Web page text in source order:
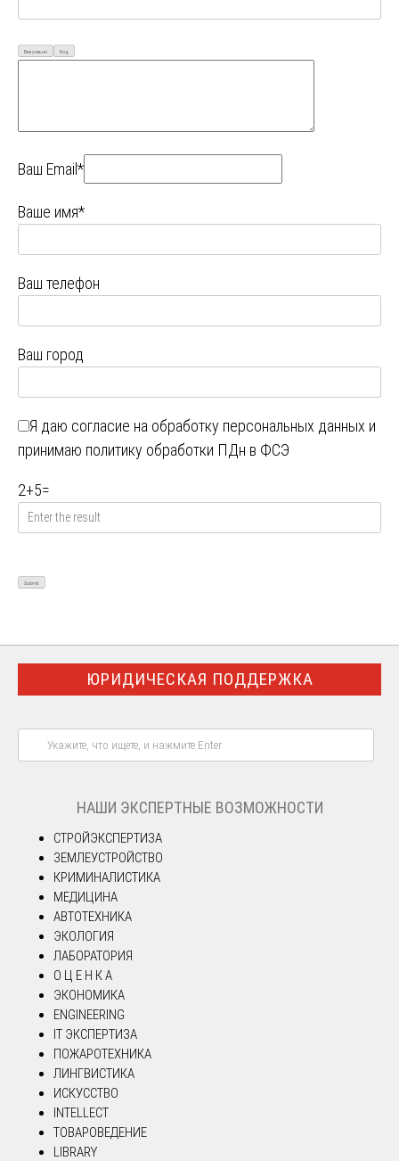
Визуально Код
Ваш Email*
Ваше имя*
Ваш телефон
Ваш город
Я даю согласие на обработку персональных данных и
принимаю политику обработки ПДн в ФСЭ
2+5=
ЮРИДИЧЕСКАЯ ПОДДЕРЖКА
НАШИ ЭКСПЕРТНЫЕ ВОЗМОЖНОСТИ
СТРОЙЭКСПЕРТИЗА
ЗЕМЛЕУСТРОЙСТВО
КРИМИНАЛИСТИКА
МЕДИЦИНА
АВТОТЕХНИКА
ЭКОЛОГИЯ
ЛАБОРАТОРИЯ
О Ц Е Н К А
ЭКОНОМИКА
ENGINEERING
IT ЭКСПЕРТИЗА
ПОЖАРОТЕХНИКА
ЛИНГВИСТИКА
ИСКУССТВО
INTELLECT
ТОВАРОВЕДЕНИЕ
LIBRARY